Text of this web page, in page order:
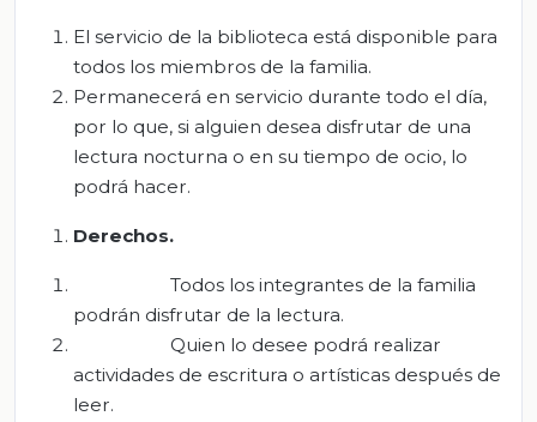
El servicio de la biblioteca está disponible para
todos los miembros de la familia.
Permanecerá en servicio durante todo el día,
por lo que, si alguien desea disfrutar de una
lectura nocturna o en su tiempo de ocio, lo
podrá hacer.
Derechos.
Todos los integrantes de la familia
podrán disfrutar de la lectura.
Quien lo desee podrá realizar
actividades de escritura o artísticas después de
leer.